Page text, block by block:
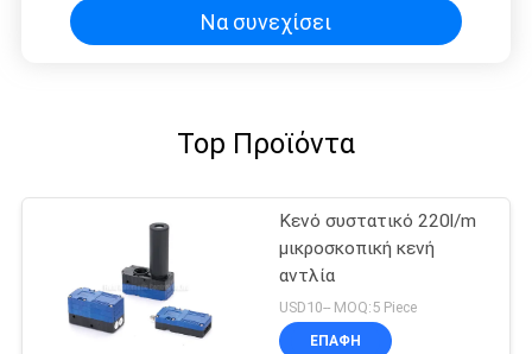
Να συνεχίσει
Top Προϊόντα
Κενό συστατικό 220l/m
μικροσκοπική κενή
αντλία
USD10-- MOQ:5 Piece
ΕΠΑΦΉ